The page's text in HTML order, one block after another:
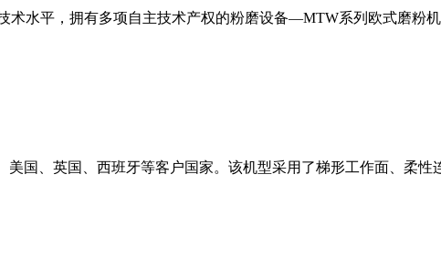
术水平，拥有多项自主技术产权的粉磨设备—MTW系列欧式磨粉
国、英国、西班牙等客户国家。该机型采用了梯形工作面、柔